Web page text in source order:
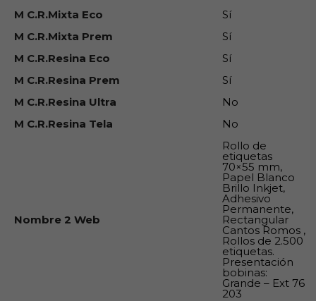
M C.R.Mixta Eco
Sí
M C.R.Mixta Prem
Sí
M C.R.Resina Eco
Sí
M C.R.Resina Prem
Sí
M C.R.Resina Ultra
No
M C.R.Resina Tela
No
Nombre 2 Web
Rollo de
etiquetas
70×55 mm,
Papel Blanco
Brillo Inkjet,
Adhesivo
Permanente,
Rectangular
Cantos Romos ,
Rollos de 2.500
etiquetas.
Presentación
bobinas:
Grande – Ext 76
203